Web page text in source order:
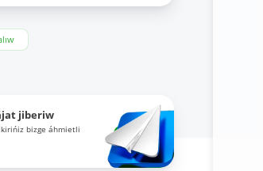
jiberiw
bizge áhmietli